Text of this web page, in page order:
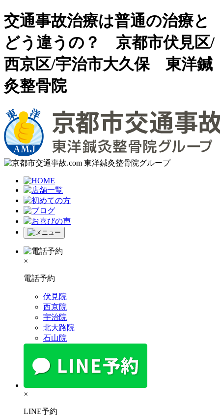
交通事故治療は普通の治療と
どう違うの？ 京都市伏見区/
西京区/宇治市大久保 東洋鍼
灸整骨院
×
電話予約
伏見院
西京院
宇治院
北大路院
石山院
×
LINE予約